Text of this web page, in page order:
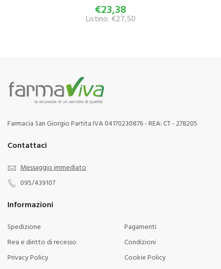
€23,38
Listino: €27,50
Farmacia San Giorgio Partita IVA 04170230876 - REA: CT - 278205
Contattaci
Messaggio immediato
095/439107
Informazioni
Spedizione
Pagamenti
Resi e diritto di recesso
Condizioni
Privacy Policy
Cookie Policy